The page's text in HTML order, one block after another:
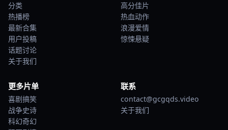
分类
热播榜
最新合集
用户投稿
话题讨论
关于我们
高分佳片
热血动作
浪漫爱情
惊悚悬疑
更多片单
喜剧搞笑
战争史诗
科幻奇幻
联系
contact@gcgqds.video
关于我们